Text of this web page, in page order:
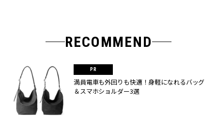
RECOMMEND
満員電車も外回りも快適！身軽になれるバッグ
＆スマホショルダー3選